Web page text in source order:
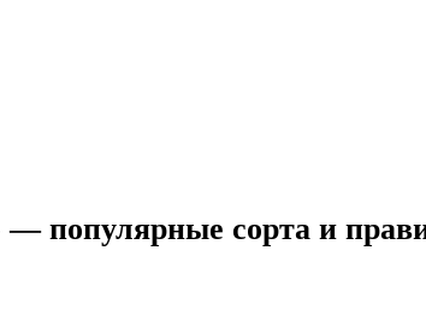
популярные сорта и